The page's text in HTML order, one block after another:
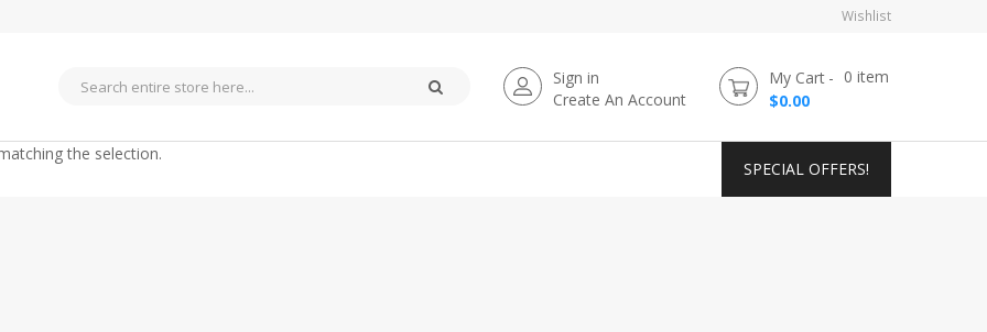
Wishlist
Sign in
Create An Account
My Cart 0 item
$0.00
the selection.
SPECIAL OFFERS!